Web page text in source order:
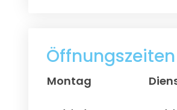
Öffnungszeiten
Montag